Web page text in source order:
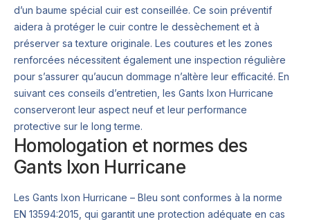
d’un baume spécial cuir est conseillée. Ce soin préventif
aidera à protéger le cuir contre le dessèchement et à
préserver sa texture originale. Les coutures et les zones
renforcées nécessitent également une inspection régulière
pour s’assurer qu’aucun dommage n’altère leur efficacité. En
suivant ces conseils d’entretien, les Gants Ixon Hurricane
conserveront leur aspect neuf et leur performance
protective sur le long terme.
Homologation et normes des
Gants Ixon Hurricane
Les Gants Ixon Hurricane – Bleu sont conformes à la norme
EN 13594:2015, qui garantit une protection adéquate en cas